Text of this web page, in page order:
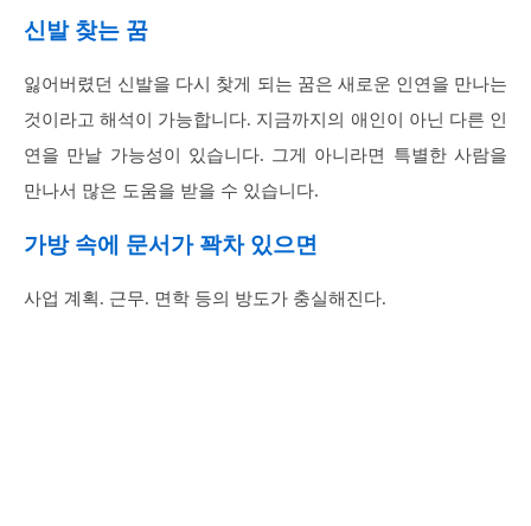
신발 찾는 꿈
잃어버렸던 신발을 다시 찾게 되는 꿈은 새로운 인연을 만나는
것이라고 해석이 가능합니다. 지금까지의 애인이 아닌 다른 인
연을 만날 가능성이 있습니다. 그게 아니라면 특별한 사람을
만나서 많은 도움을 받을 수 있습니다.
가방 속에 문서가 꽉차 있으면
사업 계획. 근무. 면학 등의 방도가 충실해진다.